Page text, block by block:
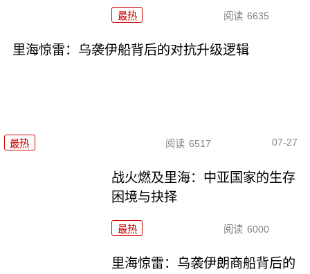
最热 阅读 6635
里海惊雷：乌袭伊船背后的对抗升级逻辑
最热 阅读 6517 07-27
战火燃及里海：中亚国家的生存
困境与抉择
最热 阅读 6000
里海惊雷：乌袭伊朗商船背后的